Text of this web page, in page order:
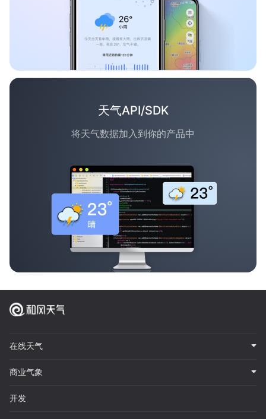
天气API/SDK
将天气数据加入到你的产品中
在线天气
商业气象
开发